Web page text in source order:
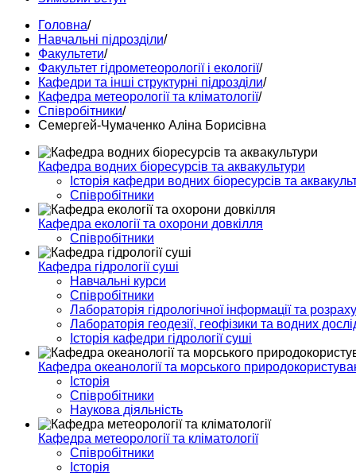
Головна/
Навчальні підрозділи/
Факультети/
Факультет гідрометеорології і екології/
Кафедри та інші структурні підрозділи/
Кафедра метеорології та кліматології/
Співробітники/
Семергей-Чумаченко Аліна Борисівна
Кафедра водних біоресурсів та аквакультури
Історія кафедри водних біоресурсів та
Співробітники
Кафедра екології та охорони довкілля
Співробітники
Кафедра гідрології суші
Навчальні курси
Співробітники
Лабораторія гідрологічної інформації та
Лабораторія геодезії, геофізики та водних
Історія кафедри гідрології суші
Кафедра океанології та морського
Історія
Співробітники
Наукова діяльність
Кафедра метеорології та кліматології
Співробітники
Історія